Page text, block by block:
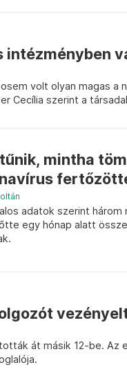
volt olyan magas a
Cecília szerint a
mintha
adatok szerint
egy hónap alatt
át másik 12-be.